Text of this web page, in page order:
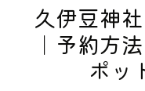
久伊豆神
｜予約方
ポッ